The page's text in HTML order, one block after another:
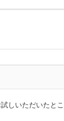
しいただいたと